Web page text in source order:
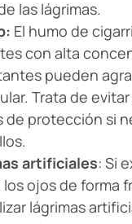
las lágrimas.
El humo de
con alta
pueden
Trata de
de protección si
artificiales: Si
ojos de forma
lágrimas